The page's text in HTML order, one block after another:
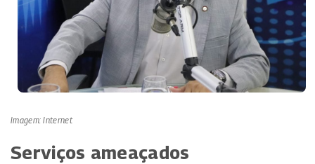
Imagem: Internet
Serviços ameaçados